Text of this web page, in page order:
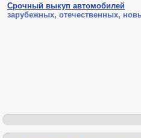
Срочный выкуп автомобилей
зарубежных, отечественных,